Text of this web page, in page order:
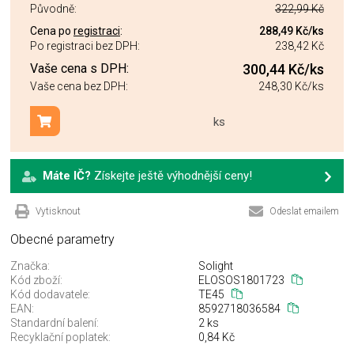
Původně:
322,99 Kč
Cena po registraci: 288,49 Kč/ks
Po registraci bez DPH:
238,42 Kč
Vaše cena s DPH: 300,44 Kč/ks
Vaše cena bez DPH: 248,30 Kč/ks
ks
Přidat do košíku
Máte IČ? Získejte ještě výhodnější ceny!
Vytisknout Odeslat emailem
Obecné parametry
Značka:
Solight
Kód zboží:
ELOSOS1801723
Kód dodavatele:
TE45
EAN:
8592718036584
Standardní balení:
2 ks
Recyklační poplatek:
0,84 Kč